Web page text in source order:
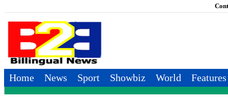
Home News Sport Showbiz World Features